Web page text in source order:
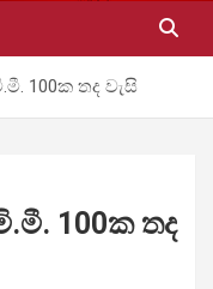
100ක තද වැසි
100ක තද